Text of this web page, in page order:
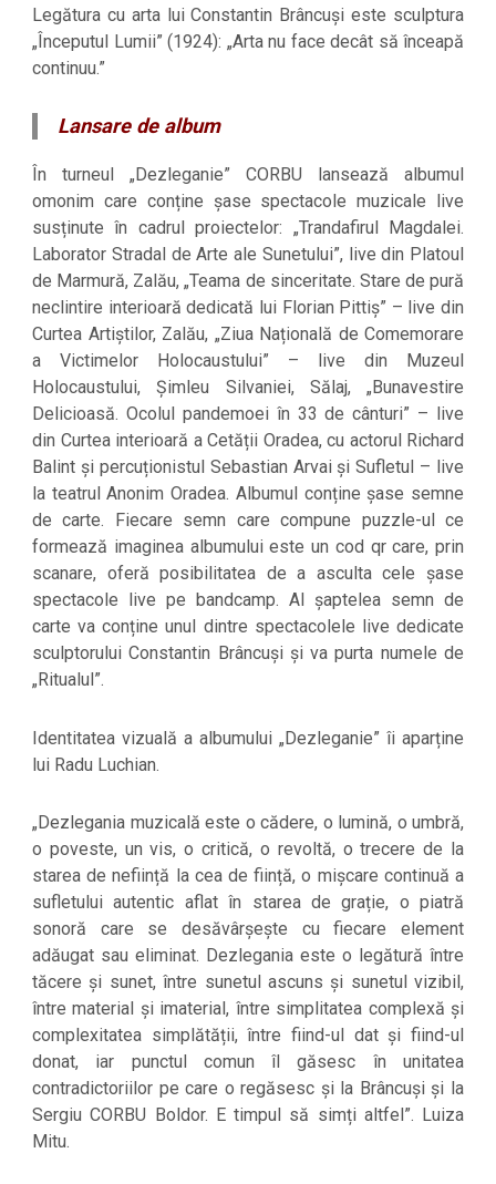
Legătura cu arta lui Constantin Brâncuși este sculptura
„Începutul Lumii” (1924): „Arta nu face decât să înceapă
continuu.”
Lansare de album
În turneul „Dezleganie” CORBU lansează albumul
omonim care conține șase spectacole muzicale live
susținute în cadrul proiectelor: „Trandafirul Magdalei.
Laborator Stradal de Arte ale Sunetului”, live din Platoul
de Marmură, Zalău, „Teama de sinceritate. Stare de pură
neclintire interioară dedicată lui Florian Pittiș” – live din
Curtea Artiștilor, Zalău, „Ziua Națională de Comemorare
a Victimelor Holocaustului” – live din Muzeul
Holocaustului, Șimleu Silvaniei, Sălaj, „Bunavestire
Delicioasă. Ocolul pandemoei în 33 de cânturi” – live
din Curtea interioară a Cetății Oradea, cu actorul Richard
Balint și percuționistul Sebastian Arvai și Sufletul – live
la teatrul Anonim Oradea. Albumul conține șase semne
de carte. Fiecare semn care compune puzzle-ul ce
formează imaginea albumului este un cod qr care, prin
scanare, oferă posibilitatea de a asculta cele șase
spectacole live pe bandcamp. Al șaptelea semn de
carte va conține unul dintre spectacolele live dedicate
sculptorului Constantin Brâncuși și va purta numele de
„Ritualul”.
Identitatea vizuală a albumului „Dezleganie” îi aparține
lui Radu Luchian.
„Dezlegania muzicală este o cădere, o lumină, o umbră,
o poveste, un vis, o critică, o revoltă, o trecere de la
starea de neființă la cea de ființă, o mișcare continuă a
sufletului autentic aflat în starea de grație, o piatră
sonoră care se desăvârșește cu fiecare element
adăugat sau eliminat. Dezlegania este o legătură între
tăcere și sunet, între sunetul ascuns și sunetul vizibil,
între material și imaterial, între simplitatea complexă și
complexitatea simplătății, între fiind-ul dat și fiind-ul
donat, iar punctul comun îl găsesc în unitatea
contradictoriilor pe care o regăsesc și la Brâncuși și la
Sergiu CORBU Boldor. E timpul să simți altfel”. Luiza
Mitu.